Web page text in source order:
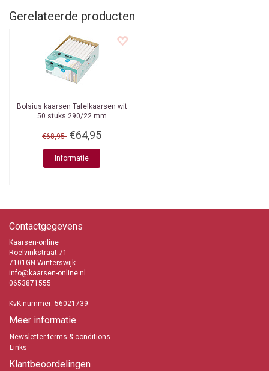
Gerelateerde producten
Bolsius kaarsen Tafelkaarsen wit
50 stuks 290/22 mm
€68,95 €64,95
Informatie
Contactgegevens
Kaarsen-online
Roelvinkstraat 71
7101GN Winterswijk
info@kaarsen-online.nl
0653871555
KvK nummer: 56021739
Meer informatie
Newsletter terms & conditions
Links
Klantbeoordelingen